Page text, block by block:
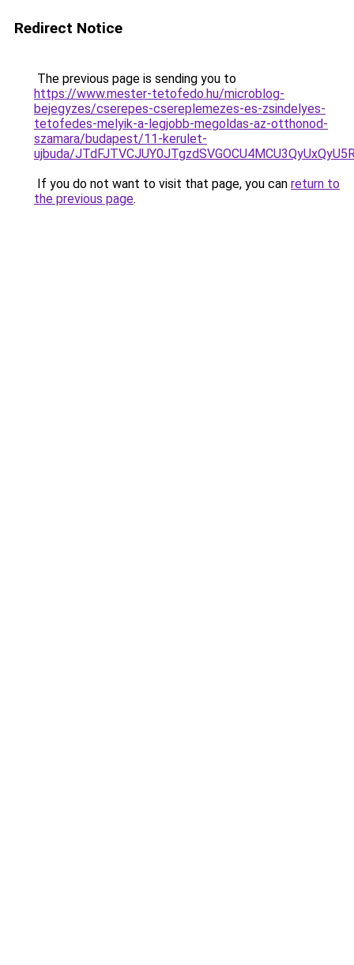
Redirect Notice
The previous page is sending you to
https://www.mester-tetofedo.hu/microblog-
bejegyzes/cserepes-csereplemezes-es-zsindelyes-
tetofedes-melyik-a-legjobb-megoldas-az-otthonod-
szamara/budapest/11-kerulet-
ujbuda/
If you do not want to visit that page, you can return to
the previous page.